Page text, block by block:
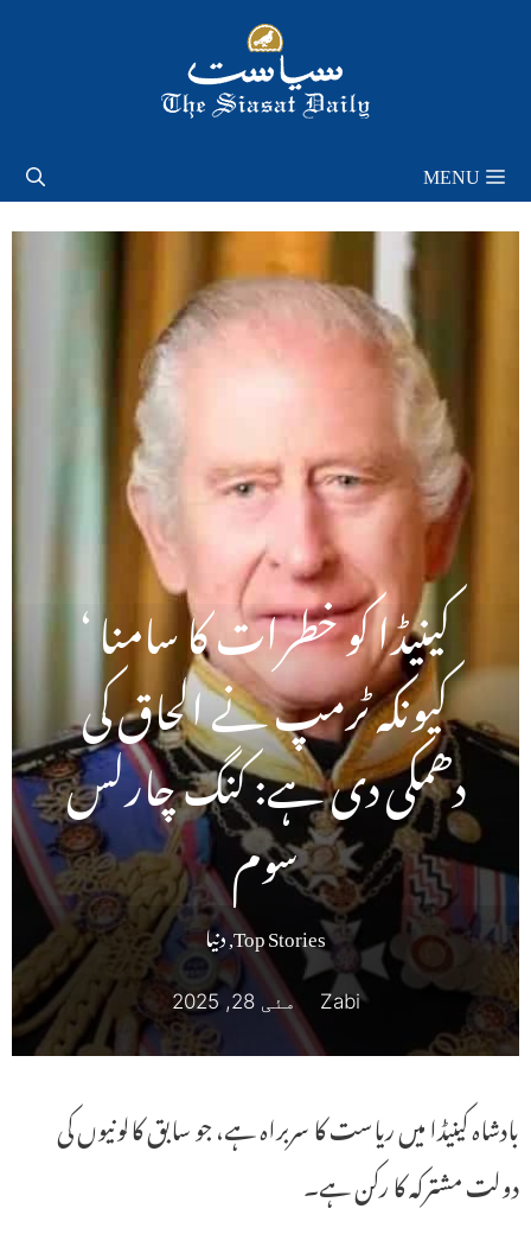
MENU
کینیڈا کو خطرات کا سامنا ‘
کیونکہ ٹرمپ نے الحاق کی
دھمکی دی ہے: کنگ چارلس
سوم
Top Stories
,دنیا
Zabi مئی 28, 2025
بادشاہ کینیڈا میں ریاست کا سربراہ ہے، جو سابق کالونیوں کی
دولت مشترکہ کا رکن ہے۔